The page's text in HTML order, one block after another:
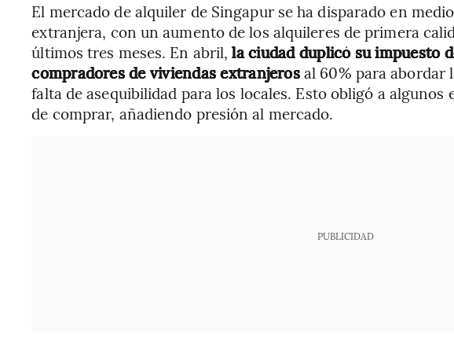
El mercado de alquiler de Singapur se ha disparado en
extranjera, con un aumento de los alquileres de primera
últimos tres meses. En abril, la ciudad duplicó su impuesto
compradores de viviendas extranjerosal 60% para abordar
falta de asequibilidad para los locales. Esto obligó a
de comprar, añadiendo presión al mercado.
PUBLICIDAD